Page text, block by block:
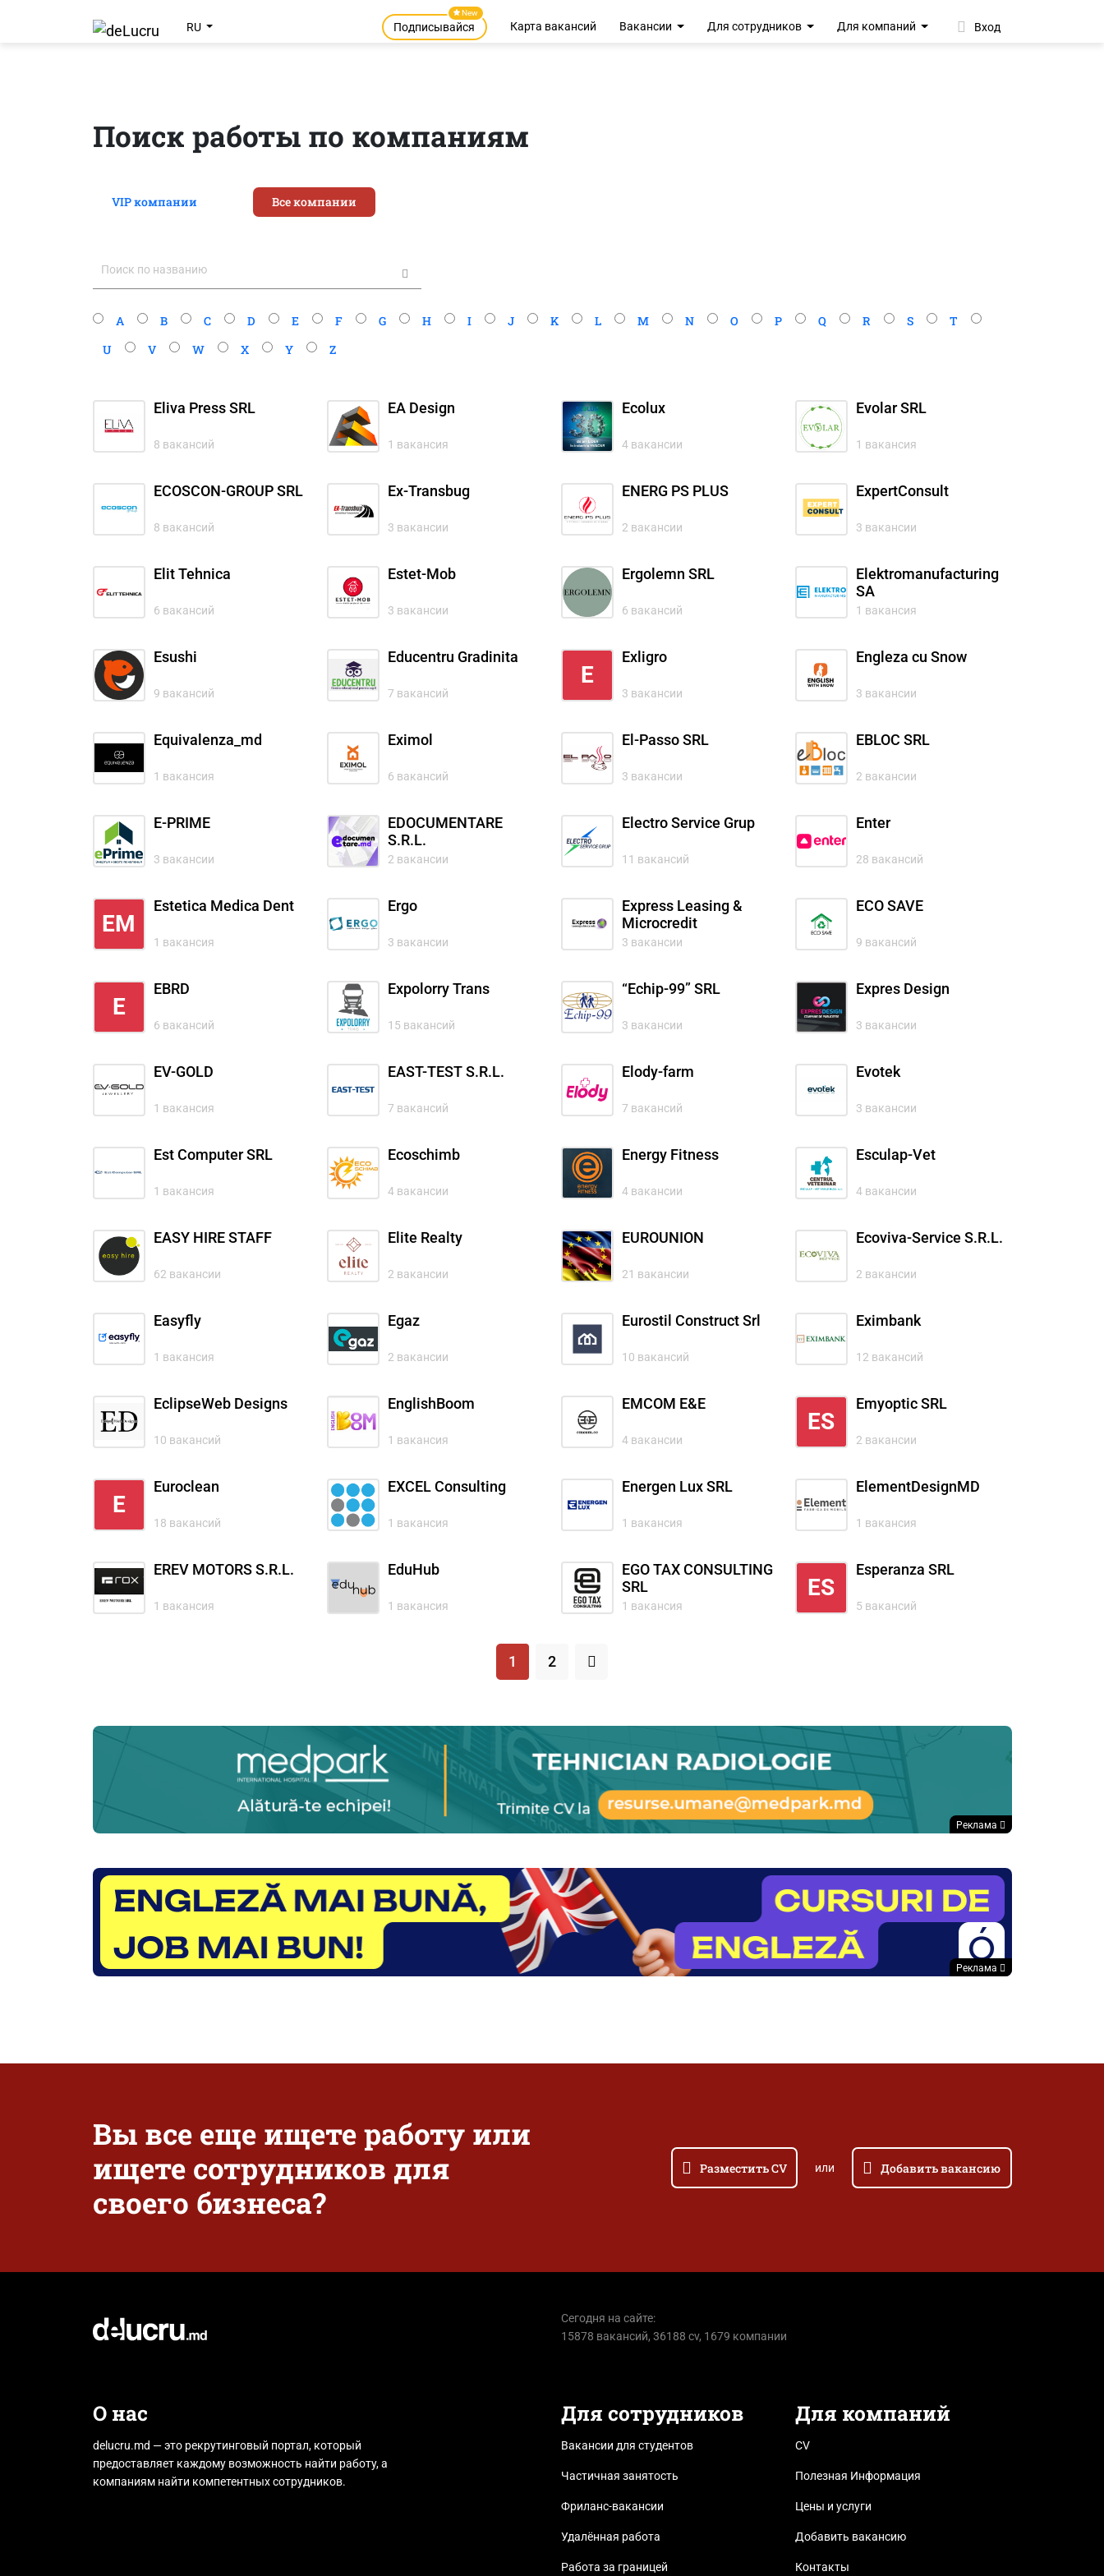
RU
New
Подписывайся Карта вакансий Вакансии Для сотрудников Для компаний Вход
Поиск работы по компаниям
VIP компании Все компании
A B C D E F G H I J K L M N O P Q R S
T
U
V W X Y Z
Eliva Press SRL
8 вакансий
EA Design
1 вакансия
Ecolux
4 вакансии
Evolar SRL
1 вакансия
ECOSCON-GROUP SRL
8 вакансий
Ex-Transbug
3 вакансии
ENERG PS PLUS
2 вакансии
ExpertConsult
3 вакансии
Elit Tehnica
6 вакансий
Estet-Mob
3 вакансии
Ergolemn SRL
6 вакансий
Elektromanufacturing
SA
1 вакансия
Esushi
9 вакансий
Educentru Gradinita
7 вакансий
E
Exligro
3 вакансии
Engleza cu Snow
3 вакансии
Equivalenza_md
1 вакансия
Eximol
6 вакансий
El-Passo SRL
3 вакансии
EBLOC SRL
2 вакансии
E-PRIME
3 вакансии
EDOCUMENTARE
S.R.L.
2 вакансии
Electro Service Grup
11 вакансий
Enter
28 вакансий
EM
Estetica Medica Dent
1 вакансия
Ergo
3 вакансии
Express Leasing &
Microcredit
3 вакансии
ECO SAVE
9 вакансий
E
EBRD
6 вакансий
Expolorry Trans
15 вакансий
“Echip-99” SRL
3 вакансии
Expres Design
3 вакансии
EV-GOLD
1 вакансия
EAST-TEST S.R.L.
7 вакансий
Elody-farm
7 вакансий
Evotek
3 вакансии
Est Computer SRL
1 вакансия
Ecoschimb
4 вакансии
Energy Fitness
4 вакансии
Esculap-Vet
4 вакансии
EASY HIRE STAFF
62 вакансии
Elite Realty
2 вакансии
EUROUNION
21 вакансии
Ecoviva-Service S.R.L.
2 вакансии
Easyfly
1 вакансия
Egaz
2 вакансии
Eurostil Construct Srl
10 вакансий
Eximbank
12 вакансий
EclipseWeb Designs
10 вакансий
EnglishBoom
1 вакансия
EMCOM E&E
4 вакансии
ES
Emyoptic SRL
2 вакансии
E
Euroclean
18 вакансий
EXCEL Consulting
1 вакансия
Energen Lux SRL
1 вакансия
ElementDesignMD
1 вакансия
EREV MOTORS S.R.L.
1 вакансия
EduHub
1 вакансия
EGO TAX CONSULTING
SRL
1 вакансия
ES
Esperanza SRL
5 вакансий
1 2
Реклама
Реклама
Вы все еще ищете работу или
ищете сотрудников для
своего бизнеса?
Разместить CV или Добавить вакансию
Сегодня на сайте:
15878 вакансий, 36188 cv, 1679 компании
О нас
delucru.md — это рекрутинговый портал, который
предоставляет каждому возможность найти работу, а
компаниям найти компетентных сотрудников.
Для сотрудников
Вакансии для студентов
Частичная занятость
Фриланс-вакансии
Удалённая работа
Работа за границей
Для компаний
CV
Полезная Информация
Цены и услуги
Добавить вакансию
Контакты